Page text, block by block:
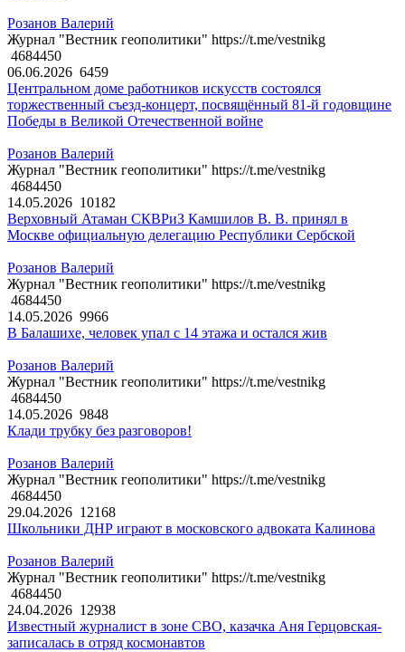
Розанов Валерий
Журнал "Вестник геополитики" https://t.me/vestnikg
4684450
06.06.2026 6459
Центральном доме работников искусств состоялся
торжественный съезд-концерт, посвящённый 81-й годовщине
Победы в Великой Отечественной войне
Розанов Валерий
Журнал "Вестник геополитики" https://t.me/vestnikg
4684450
14.05.2026 10182
Верховный Атаман СКВРиЗ Камшилов В. В. принял в
Москве официальную делегацию Республики Сербской
Розанов Валерий
Журнал "Вестник геополитики" https://t.me/vestnikg
4684450
14.05.2026 9966
В Балашихе, человек упал с 14 этажа и остался жив
Розанов Валерий
Журнал "Вестник геополитики" https://t.me/vestnikg
4684450
14.05.2026 9848
Клади трубку без разговоров!
Розанов Валерий
Журнал "Вестник геополитики" https://t.me/vestnikg
4684450
29.04.2026 12168
Школьники ДНР играют в московского адвоката Калинова
Розанов Валерий
Журнал "Вестник геополитики" https://t.me/vestnikg
4684450
24.04.2026 12938
Известный журналист в зоне СВО, казачка Аня Герцовская-
записалась в отряд космонавтов